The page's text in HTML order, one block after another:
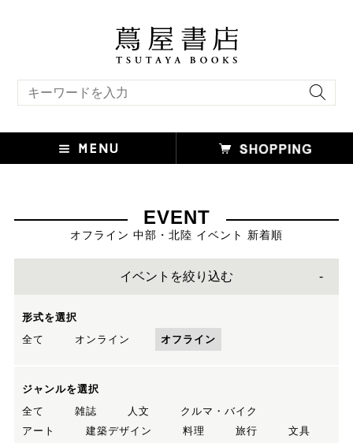
EVENT
オフライン 中部・北陸 イベント 新着順
イベントを絞り込む
形式を選択
全て
オンライン オフライン
ジャンルを選択
全て
雑誌 人文
クルマ・バイク
アート
建築デザイン 料理 旅行
文具